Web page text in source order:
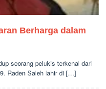
Berharga dalam
seorang pelukis terkenal dari
Raden Saleh lahir di […]